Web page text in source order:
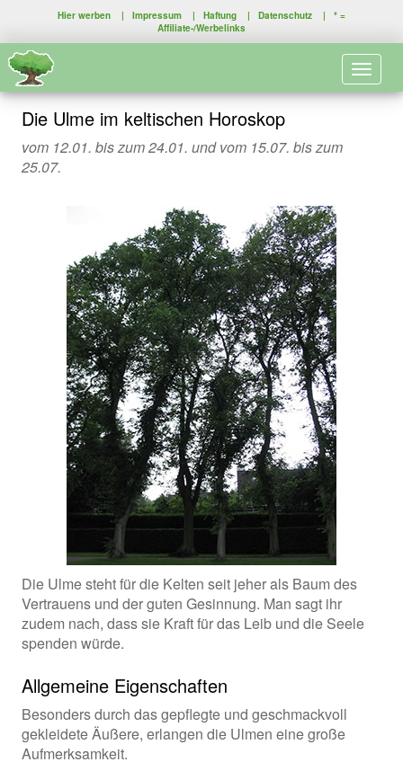
Hier werben | Impressum | Haftung | Datenschutz | * =
Affiliate-/Werbelinks
Die Ulme im keltischen Horoskop
vom 12.01. bis zum 24.01. und vom 15.07. bis zum
25.07.
Die Ulme steht für die Kelten seit jeher als Baum des
Vertrauens und der guten Gesinnung. Man sagt ihr
zudem nach, dass sie Kraft für das Leib und die Seele
spenden würde.
Allgemeine Eigenschaften
Besonders durch das gepflegte und geschmackvoll
gekleidete Äußere, erlangen die Ulmen eine große
Aufmerksamkeit.